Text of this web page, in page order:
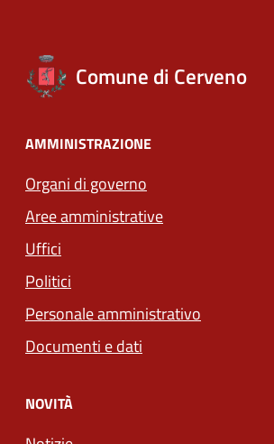
Comune di Cerveno
AMMINISTRAZIONE
Organi di governo
Aree amministrative
Uffici
Politici
Personale amministrativo
Documenti e dati
NOVITÀ